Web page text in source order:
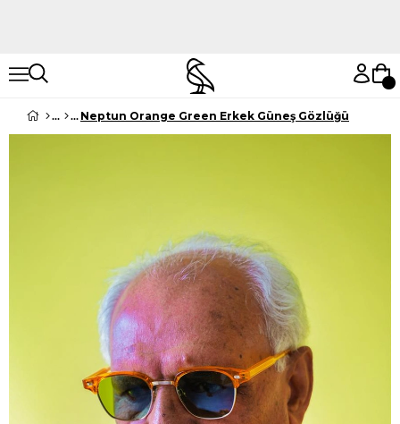
Neptun Orange Green Erkek Güneş Gözlüğü